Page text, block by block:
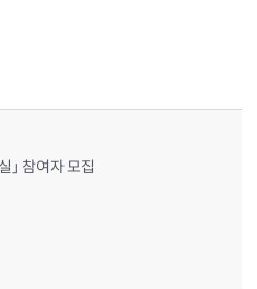
」 참여자 모집